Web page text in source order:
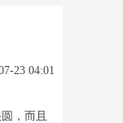
23 04:01
，而且